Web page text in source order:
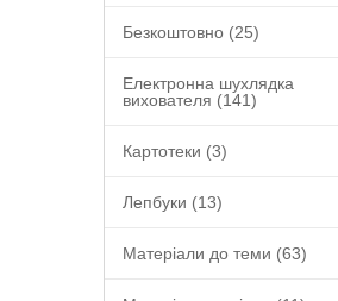
Безкоштовно (25)
Електронна шухлядка
вихователя (141)
Картотеки (3)
Лепбуки (13)
Матеріали до теми (63)